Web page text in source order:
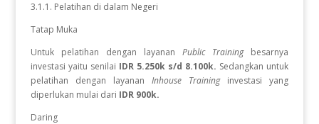
3.1.1. Pelatihan di dalam Negeri
Tatap Muka
Untuk pelatihan dengan layanan Public Trainingbesarnya
investasi yaitu senilai IDR 5.250k s/d 8.100k. Sedangkan untuk
pelatihan dengan layanan Inhouse Training investasi yang
diperlukan mulai dari IDR 900k.
Daring